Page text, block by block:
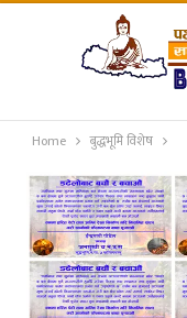
Home बुद्धभूमि विशेष